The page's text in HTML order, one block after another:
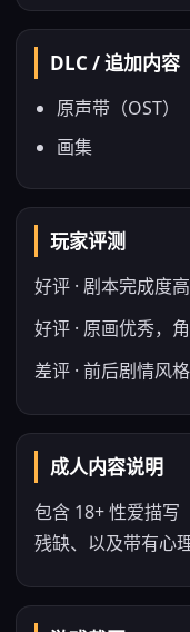
DLC / 追加内容
原声带（OST）
画集
玩家评测
好评 · 剧本完成度
好评 · 原画优秀，
差评 · 前后剧情风
成人内容说明
包含 18+ 性爱描写
残缺、以及带有心